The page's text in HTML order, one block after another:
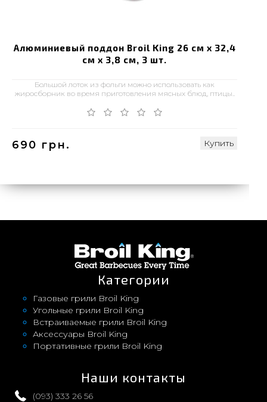
Алюминиевый поддон Broil King 26 см x 32,4
см x 3,8 см, 3 шт.
Большой лоток из фольги можно использовать как
жиросборник во время приготовления мясных блюд, птицы..
690 грн. Купить
Категории
Газовые грили Broil King
Угольные грили Broil King
Встраиваемые грили Broil King
Аксессуары Broil King
Портативные грили Broil King
Наши контакты
(093) 333 26 56